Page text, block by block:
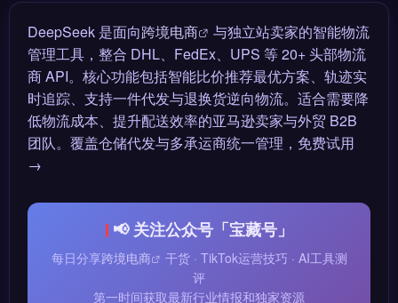
DeepSeek 是面向跨境电商
与独立站卖家的智能物流
管理工具，整合 DHL、FedEx、UPS 等 20+ 头部物流
商 API。核心功能包括智能比价推荐最优方案、轨迹实
时追踪、支持一件代发与退换货逆向物流。适合需要降
低物流成本、提升配送效率的亚马逊卖家与外贸 B2B
团队。覆盖仓储代发与多承运商统一管理，免费试用
→
📢 关注公众号「宝藏号」
每日分享跨境电商
干货 · TikTok运营技巧 · AI工具测
评
第一时间获取最新行业情报和独家资源